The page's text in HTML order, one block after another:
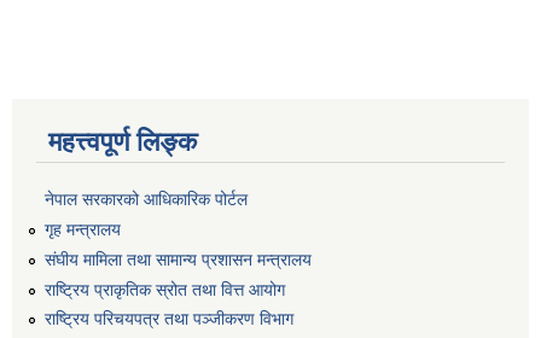
महत्त्वपूर्ण लिङ्क
नेपाल सरकारको आधिकारिक पोर्टल
गृह मन्त्रालय
संघीय मामिला तथा सामान्य प्रशासन मन्त्रालय
राष्ट्रिय प्राकृतिक स्रोत तथा वित्त आयोग
राष्ट्रिय परिचयपत्र तथा पञ्जीकरण विभाग